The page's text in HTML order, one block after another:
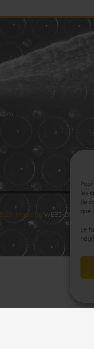
les
de
que
Le
Made by WEB3-DESIGN.